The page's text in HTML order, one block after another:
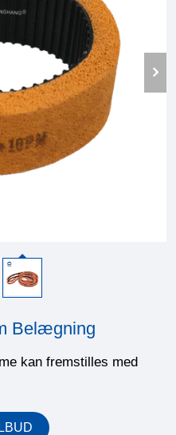
Belægning
kan fremstilles med